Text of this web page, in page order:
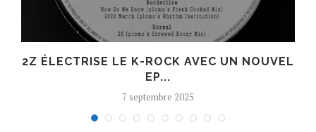
2Z ÉLECTRISE LE K-ROCK AVEC UN NOUVEL
EP...
7 septembre 2025